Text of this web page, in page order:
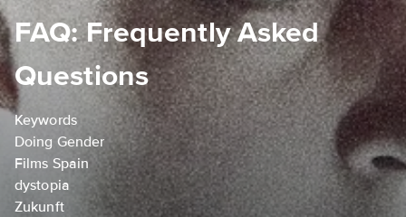
FAQ: Frequently Asked
Questions
Keywords
Doing Gender
Films Spain
dystopia
Zukunft